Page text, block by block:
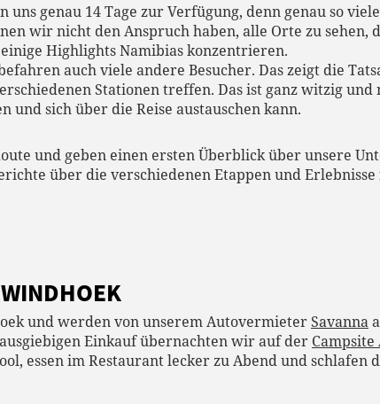
uns genau 14 Tage zur Verfügung, denn genau so
wir nicht den Anspruch haben, alle Orte zu sehen,
Highlights Namibias konzentrieren.
auch viele andere Besucher. Das zeigt die
Stationen treffen. Das ist ganz witzig
und sich über die Reise austauschen kann.
und geben einen ersten Überblick über unsere
über die verschiedenen Etappen und Erlebnisse
und werden von unserem Autovermieter Savanna
Einkauf übernachten wir auf der
essen im Restaurant lecker zu Abend und schlafen